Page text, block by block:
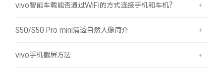
vivo智能车载能否通过WiFi的方式连接手机和车机？
S50/S50 Pro mini清透自然人像简介
vivo手机截屏方法